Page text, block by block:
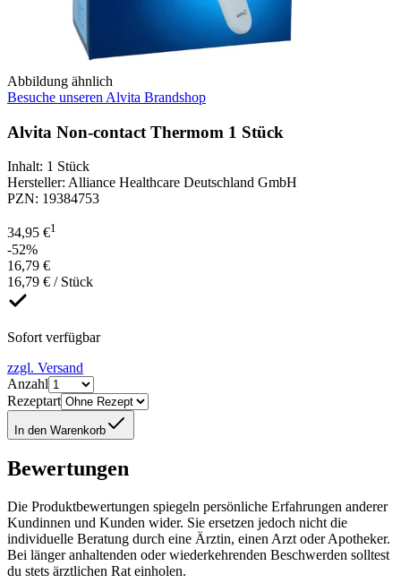
Abbildung ähnlich
Besuche unseren Alvita Brandshop
Alvita Non-contact Thermom 1 Stück
Inhalt: 1 Stück
Hersteller: Alliance Healthcare Deutschland GmbH
PZN: 19384753
34,95 €1
-52%
16,79 €
16,79 € / Stück
Sofort verfügbar
zzgl. Versand
Anzahl
Rezeptart
In den Warenkorb
Bewertungen
Die Produktbewertungen spiegeln persönliche Erfahrungen anderer
Kundinnen und Kunden wider. Sie ersetzen jedoch nicht die
individuelle Beratung durch eine Ärztin, einen Arzt oder Apotheker.
Bei länger anhaltenden oder wiederkehrenden Beschwerden solltest
du stets ärztlichen Rat einholen.